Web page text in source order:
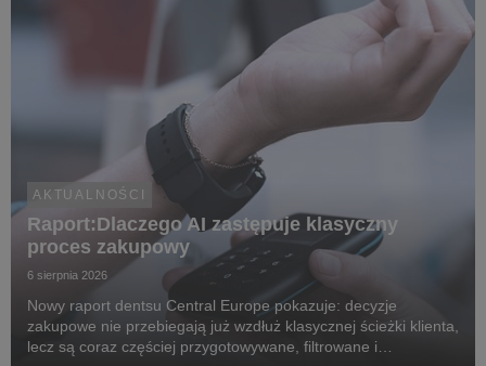
AKTUALNOŚCI
Raport:Dlaczego AI zastępuje klasyczny
proces zakupowy
6 sierpnia 2026
Nowy raport dentsu Central Europe pokazuje: decyzje
zakupowe nie przebiegają już wzdłuż klasycznej ścieżki klienta,
lecz są coraz częściej przygotowywane, filtrowane i